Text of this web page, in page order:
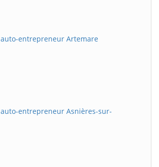
entrepreneur Artemare
entrepreneur Asnières-sur-